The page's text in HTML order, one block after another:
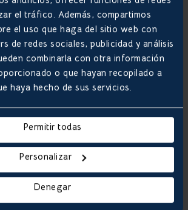
el tráfico. Además, compartimos
el uso que haga del sitio web con
de redes sociales, publicidad y análisis
combinarla con otra información
o que hayan recopilado a
haya hecho de sus servicios.
Permitir todas
Personalizar
Denegar
APLICACIONES MÓVILES (16)
E-COMMERCE (48)
SOFTWARE (21)
WEB CORPORATIVA (9)
(28)